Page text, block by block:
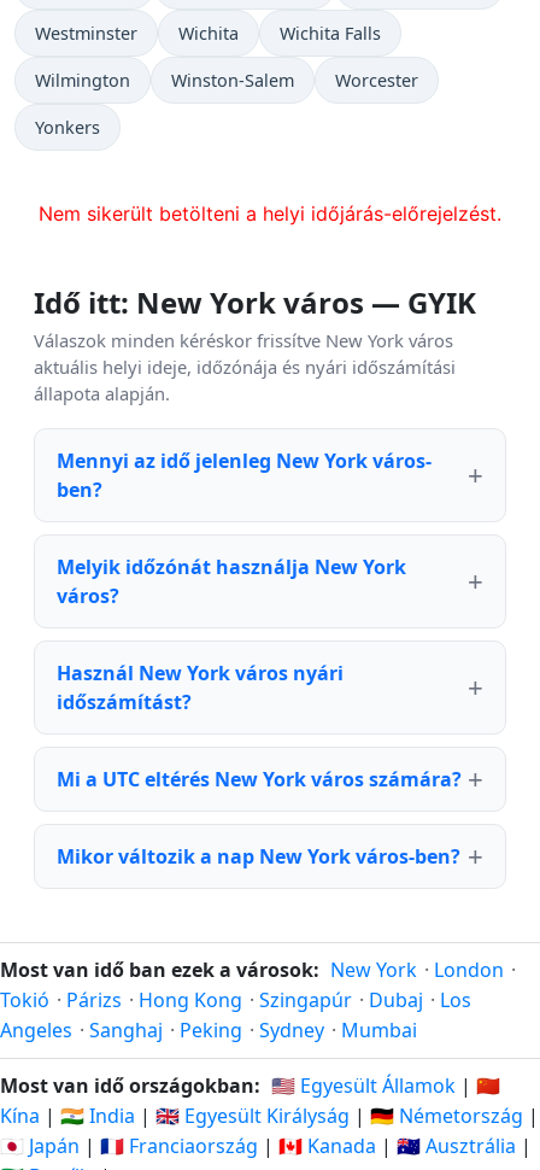
Westminster Wichita Wichita Falls
Wilmington Winston-Salem Worcester
Yonkers
Nem sikerült betölteni a helyi időjárás-előrejelzést.
Idő itt: New York város — GYIK
Válaszok minden kéréskor frissítve New York város
aktuális helyi ideje, időzónája és nyári időszámítási
állapota alapján.
Mennyi az idő jelenleg New York város-
ben?
Melyik időzónát használja New York
város?
Használ New York város nyári
időszámítást?
Mi a UTC eltérés New York város számára?
Mikor változik a nap New York város-ben?
Most van idő ban ezek a városok: New York · London ·
Tokió · Párizs · Hong Kong · Szingapúr · Dubaj · Los
Angeles · Sanghaj · Peking · Sydney · Mumbai
Most van idő országokban: 🇺🇸 Egyesült Államok | 🇨🇳
Kína | 🇮🇳 India | 🇬🇧 Egyesült Királyság | 🇩🇪 Németország |
🇯🇵 Japán | 🇫🇷 Franciaország | 🇨🇦 Kanada | 🇦🇺 Ausztrália |